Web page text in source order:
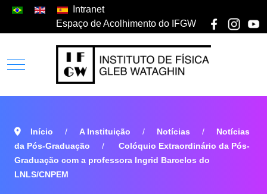
Intranet
Espaço de Acolhimento do IFGW
Início A Instituição Notícias
Notícias
da Pós-Graduação
Colóquio Extraordinário da Pós-
Graduação com a professora Ingrid Barcelos do
LNLS/CNPEM